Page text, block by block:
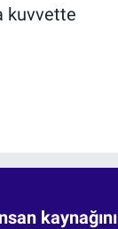
kuvvette
kaynağını